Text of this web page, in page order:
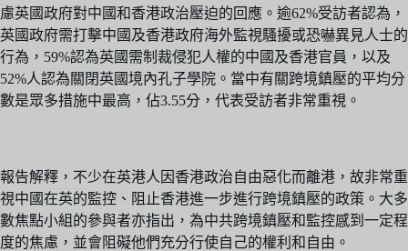
慮英國政府對中國和香港政治壓迫的回應。逾62%受訪者認為，
英國政府需打擊中國及香港政府海外監視騷擾或恐嚇異見人士的
行為，59%認為英國需制裁侵犯人權的中國及香港官員，以及
52%人認為關閉英國境內孔子學院。當中有關跨境鎮壓的平均分
數是眾多措施中最高，佔3.55分，代表受訪者非常重視。
報告解釋，不少在英港人因香港政治自由惡化而離港，故非常重
視中國在英的監控、阻止香港進一步進行跨境鎮壓的政策。大多
數焦點小組的參與者亦指出，為中共跨境鎮壓和監控感到一定程
度的焦慮，並會阻礙他們充分行使自己的權利和自由。